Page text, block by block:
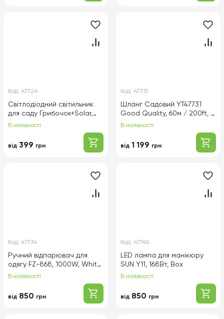
Код: 47724
Світлодіодний світильник
для саду Грибочок+Solar,
1шт в упаковці, ціна за
В наявності
від 399 грн
Код: 47731
Шланг Садовий YT47731
Good Quality, 60м / 200ft, +
розпилювач, Green, Box
В наявності
від 1 199 грн
Код: 47734
Ручний відпарювач для
одягу FZ-868, 1000W, White,
Box
В наявності
від 850 грн
Код: 47745
LED лампа для манікюру
SUN Y11, 168Вт, Box
В наявності
від 850 грн